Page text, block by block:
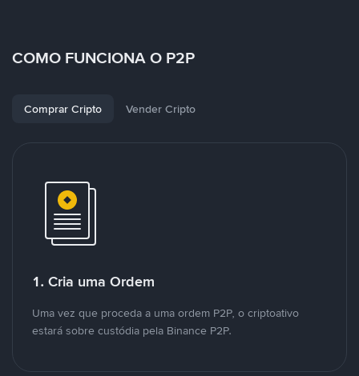
COMO FUNCIONA O P2P
Comprar Cripto Vender Cripto
1. Cria uma Ordem
Uma vez que proceda a uma ordem P2P, o criptoativo
estará sobre custódia pela Binance P2P.